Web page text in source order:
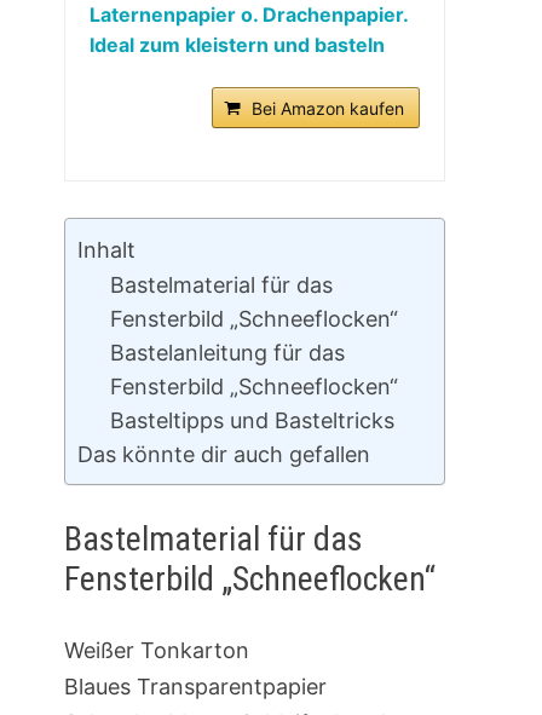
Laternenpapier o. Drachenpapier.
Ideal zum kleistern und basteln
Bei Amazon kaufen
Inhalt
Bastelmaterial für das
Fensterbild „Schneeflocken“
Bastelanleitung für das
Fensterbild „Schneeflocken“
Basteltipps und Basteltricks
Das könnte dir auch gefallen
Bastelmaterial für das
Fensterbild „Schneeflocken“
Weißer Tonkarton
Blaues Transparentpapier